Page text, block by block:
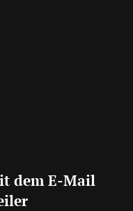
dem E-Mail